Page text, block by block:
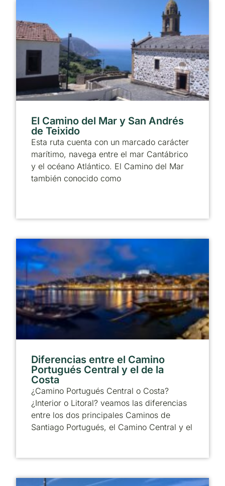
El Camino del Mar y San Andrés
de Teixido
Esta ruta cuenta con un marcado carácter
marítimo, navega entre el mar Cantábrico
y el océano Atlántico. El Camino del Mar
también conocido como
Diferencias entre el Camino
Portugués Central y el de la
Costa
¿Camino Portugués Central o Costa?
¿Interior o Litoral? veamos las diferencias
entre los dos principales Caminos de
Santiago Portugués, el Camino Central y el